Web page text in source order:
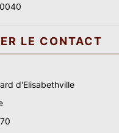
LE CONTACT
d'Elisabethville